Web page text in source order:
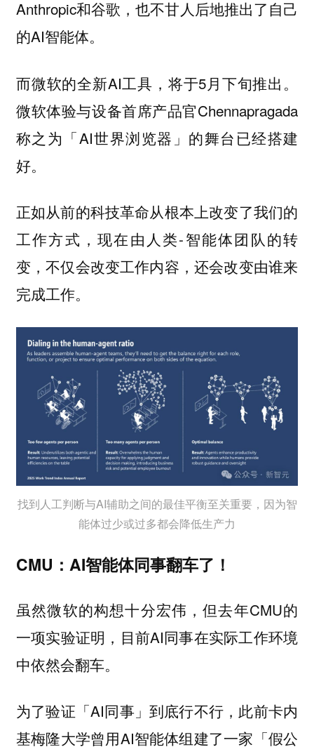
Anthropic和谷歌，也不甘人后地推出了自己
的AI智能体。
而微软的全新AI工具，将于5月下旬推出。
微软体验与设备首席产品官Chennapragada
称之为「AI世界浏览器」的舞台已经搭建
好。
正如从前的科技革命从根本上改变了我们的
工作方式，现在由人类-智能体团队的转
变，不仅会改变工作内容，还会改变由谁来
完成工作。
找到人工判断与AI辅助之间的最佳平衡至关重要，因为智
能体过少或过多都会降低生产力
CMU：AI智能体同事翻车了！
虽然微软的构想十分宏伟，但去年CMU的
一项实验证明，目前AI同事在实际工作环境
中依然会翻车。
为了验证「AI同事」到底行不行，此前卡内
基梅隆大学曾用AI智能体组建了一家「假公